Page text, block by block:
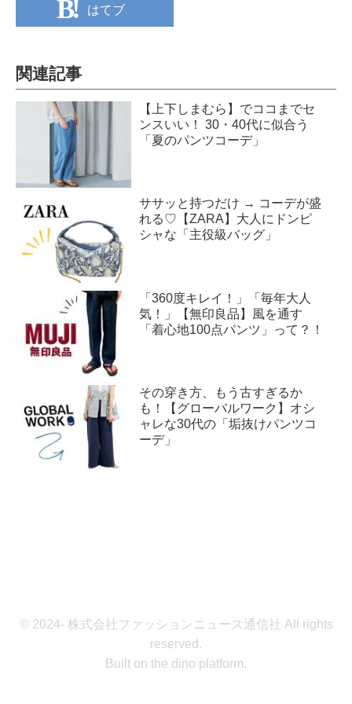
はてブ
関連記事
【上下しまむら】でココまでセ
ンスいい！ 30・40代に似合う
「夏のパンツコーデ」
ササッと持つだけ → コーデが盛
れる♡【ZARA】大人にドンピ
シャな「主役級バッグ」
「360度キレイ！」「毎年大人
気！」【無印良品】風を通す
「着心地100点パンツ」って？！
その穿き方、もう古すぎるか
も！【グローバルワーク】オシ
ャレな30代の「垢抜けパンツコ
ーデ」
© 2024- 株式会社ファッションニュース通信社 All rights
reserved.
Built on the dino platform.